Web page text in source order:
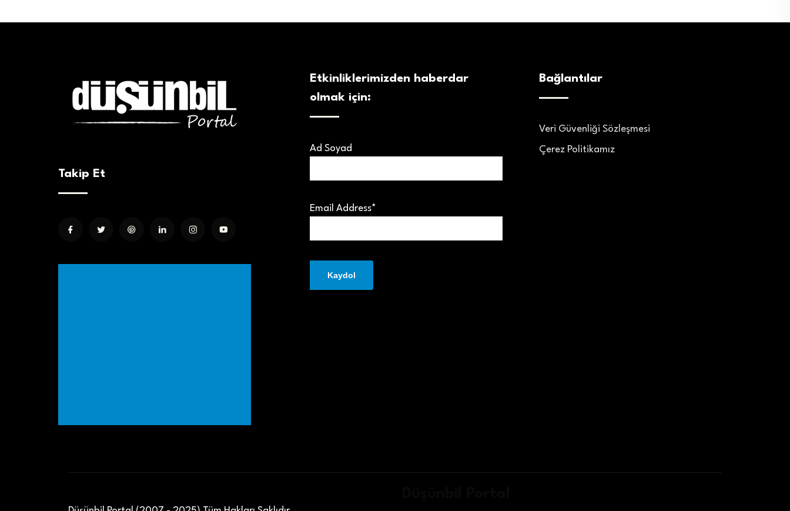
Takip Et
Etkinliklerimizden haberdar
olmak için:
Ad Soyad
Email Address*
Bağlantılar
Veri Güvenliği Sözleşmesi
Çerez Politikamız